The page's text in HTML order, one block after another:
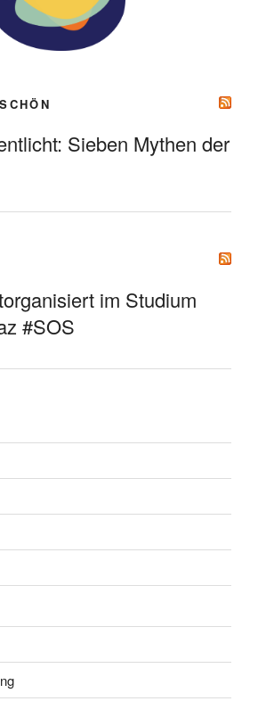
Sieben Mythen der
im Studium
#SOS